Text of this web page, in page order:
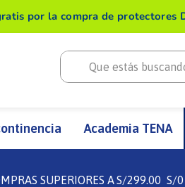
por la compra de protectores
Que estás buscando?
Academia TENA
SUPERIORES A S/299.00 S/0